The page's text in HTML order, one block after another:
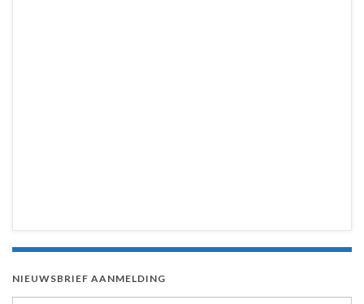
NIEUWSBRIEF AANMELDING